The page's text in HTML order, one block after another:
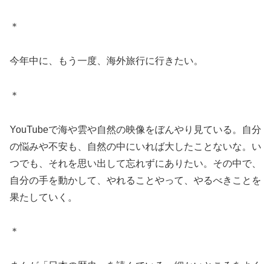
＊
今年中に、もう一度、海外旅行に行きたい。
＊
YouTubeで海や雲や自然の映像をぼんやり見ている。自分
の悩みや不安も、自然の中にいれば大したことないな。い
つでも、それを思い出して忘れずにありたい。その中で、
自分の手を動かして、やれることやって、やるべきことを
果たしていく。
＊